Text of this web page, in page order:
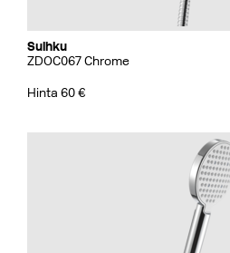
Suihku
ZDOC067 Chrome
Hinta 60 €